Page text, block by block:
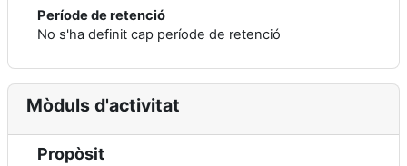
Període de retenció
No s'ha definit cap període de retenció
Mòduls d'activitat
Propòsit